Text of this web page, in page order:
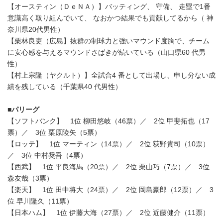
【オースティン（ＤｅＮＡ）】バッティング、 守備、 走塁で1番
意識高く取り組んでいて、 なおかつ結果でも貢献してるから（ 神
奈川県20代男性）
【栗林良吏（広島】抜群の制球力と強いマウンド度胸で、チーム
に安心感を与えるマウンドさばきが続いている（山口県60 代男
性）
【村上宗隆（ヤクルト）】全試合4 番として出場し、申し分ない成
績を残している（千葉県40 代男性）
■パリーグ
【ソフトバンク】 1位 柳田悠岐（46票）／ 2位 甲斐拓也（17
票）／ 3位 栗原陵矢（5票）
【ロッテ】 1位 マーティン（14票）／ 2位 荻野貴司（10票）
／ 3位 中村奨吾（4票）
【西武】 1位 平良海馬（20票）／ 2位 栗山巧（7票）／ 3位
森友哉（3票）
【楽天】 1位 田中将大（24票）／ 2位 岡島豪郎（12票）／ 3
位 早川隆久（11票）
【日本ハム】 1位 伊藤大海（27票）／ 2位 近藤健介（11票）